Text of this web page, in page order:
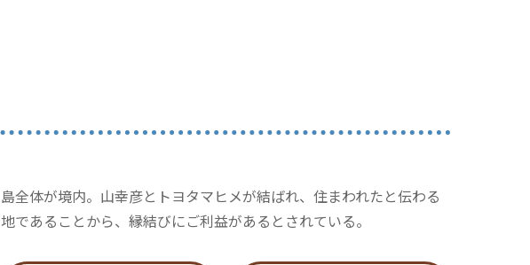
島全体が境内。山幸彦とトヨタマヒメが結ばれ、住まわれたと伝わる
地であることから、縁結びにご利益があるとされている。